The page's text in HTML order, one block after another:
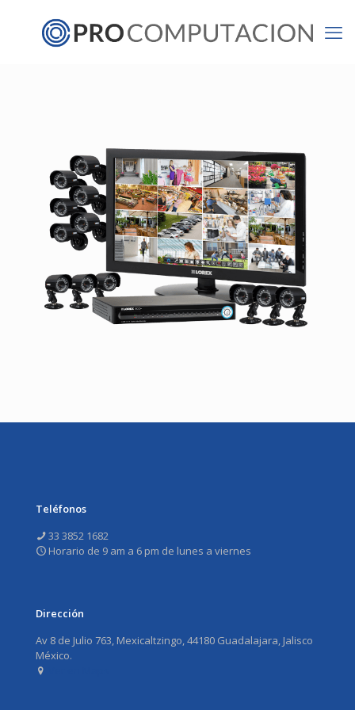
Teléfonos
33 3852 1682
Horario de 9 am a 6 pm de lunes a viernes
Dirección
Av 8 de Julio 763, Mexicaltzingo, 44180 Guadalajara, Jalisco
México.